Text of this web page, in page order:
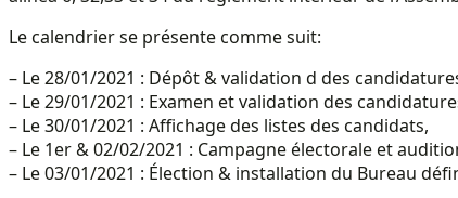
Le calendrier se présente comme suit:
– Le 28/01/2021 : Dépôt & validation d des
– Le 29/01/2021 : Examen et validation des
– Le 30/01/2021 : Affichage des listes des candidats,
– Le 1er & 02/02/2021 : Campagne électorale et
– Le 03/01/2021 : Élection & installation du Bureau